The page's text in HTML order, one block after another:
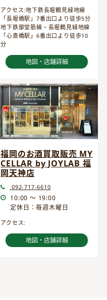
アクセス:地下鉄長堀鶴見緑地線
「長堀橋駅」7番出口より徒歩5分
地下鉄御堂筋線・長堀鶴見緑地線
「心斎橋駅」6番出口より徒歩10
分
地図・店舗詳細
福岡のお酒買取販売 MY
CELLAR by JOYLAB 福
岡天神店
092-717-6610
10:00 ～ 19:00
定休日：毎週木曜日
アクセス:
地図・店舗詳細